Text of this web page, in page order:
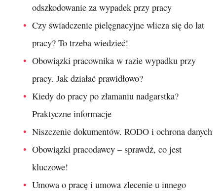
odszkodowanie za wypadek przy pracy
Czy świadczenie pielęgnacyjne wlicza się do lat
pracy? To trzeba wiedzieć!
Obowiązki pracownika w razie wypadku przy
pracy. Jak działać prawidłowo?
Kiedy do pracy po złamaniu nadgarstka?
Praktyczne informacje
Niszczenie dokumentów. RODO i ochrona danych
Obowiązki pracodawcy – sprawdź, co jest
kluczowe!
Umowa o pracę i umowa zlecenie u innego